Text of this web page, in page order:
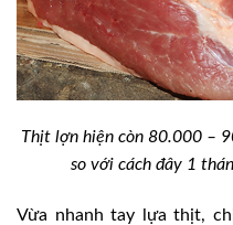
Thịt lợn hiện còn 80.000 –
so với cách đây 1
Vừa nhanh tay lựa thịt,